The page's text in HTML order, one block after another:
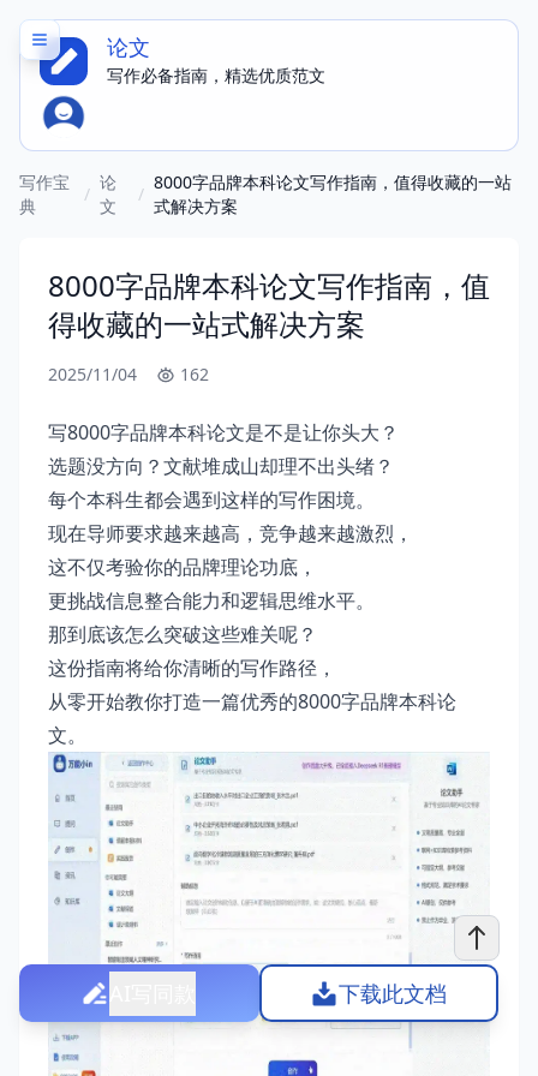
论文
写作必备指南，精选优质范文
写作宝
典
/
论
文
/
8000字品牌本科论文写作指南，值得收藏的一站
式解决方案
8000字品牌本科论文写作指南，值
得收藏的一站式解决方案
2025/11/04 162
写8000字品牌本科论文是不是让你头大？
选题没方向？文献堆成山却理不出头绪？
每个本科生都会遇到这样的写作困境。
现在导师要求越来越高，竞争越来越激烈，
这不仅考验你的品牌理论功底，
更挑战信息整合能力和逻辑思维水平。
那到底该怎么突破这些难关呢？
这份指南将给你清晰的写作路径，
从零开始教你打造一篇优秀的8000字品牌本科论
文。
下载此文档